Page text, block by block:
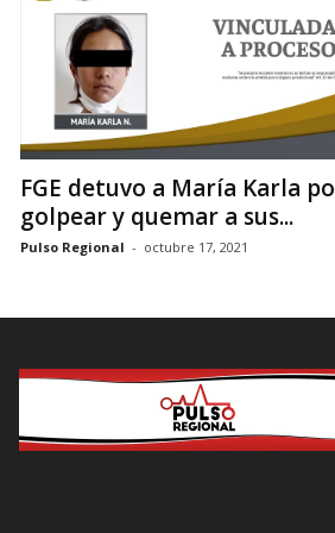
FGE detuvo a María Karla
golpear y quemar a sus...
Pulso Regional - octubre 17, 2021